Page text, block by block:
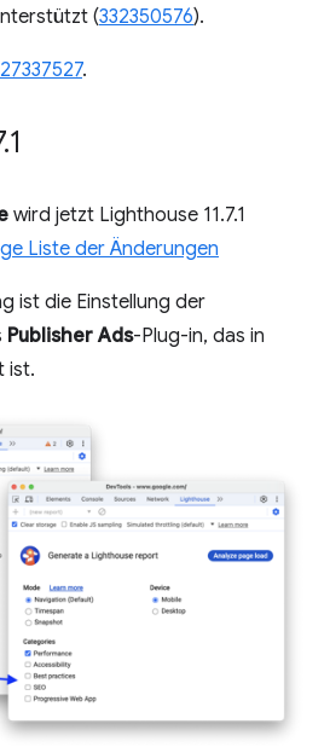
(332350576).
.
.1
wird jetzt Lighthouse 11.7.1
Liste der Änderungen
ist die Einstellung der
Publisher Ads-Plug-in, das in
ist.